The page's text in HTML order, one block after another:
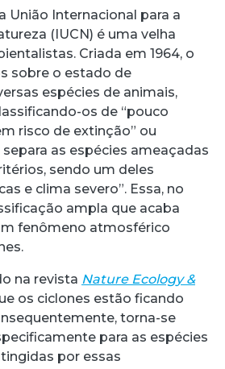
União Internacional para a
(IUCN) é uma velha
Criada em 1964, o
sobre o estado de
espécies de animais,
os de “pouco
risco de extinção” ou
separa as espécies ameaçadas
sendo um deles
e clima severo”. Essa, no
ampla que acaba
fenômeno atmosférico
na revista Nature Ecology &
os ciclones estão ficando
torna-se
para as espécies
por essas